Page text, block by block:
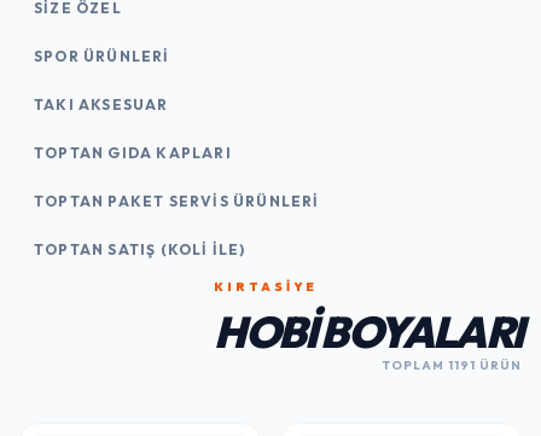
SIZE ÖZEL
SPOR ÜRÜNLERI
TAKI AKSESUAR
TOPTAN GIDA KAPLARI
TOPTAN PAKET SERVIS ÜRÜNLERI
TOPTAN SATIŞ (KOLI İLE)
KIRTASİYE
HOBI BOYALARI
TOPLAM 1191 ÜRÜN